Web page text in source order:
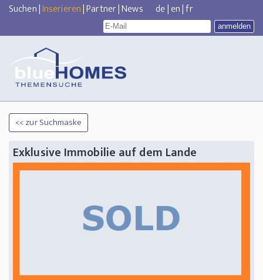
Suchen|Inserieren|Partner|News de|en|fr
<< zur Suchmaske
Exklusive Immobilie auf dem Lande